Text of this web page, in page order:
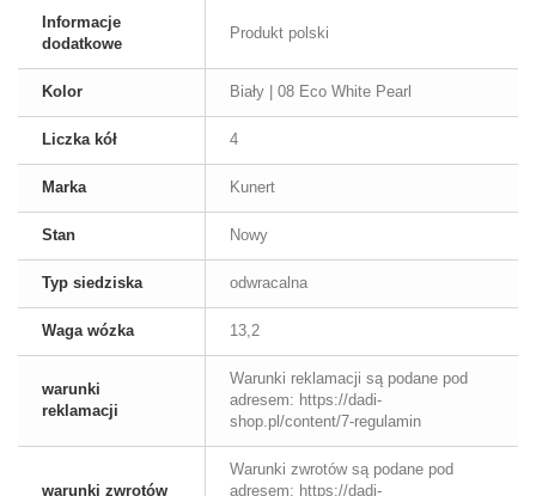
Informacje
dodatkowe
Produkt polski
Kolor Biały | 08 Eco White Pearl
Liczka kół 4
Marka Kunert
Stan Nowy
Typ siedziska odwracalna
Waga wózka 13,2
warunki
reklamacji
Warunki reklamacji są podane pod
adresem: https://dadi-
shop.pl/content/7-regulamin
warunki zwrotów
Warunki zwrotów są podane pod
adresem: https://dadi-